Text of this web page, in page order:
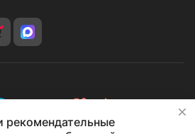
рекомендательные